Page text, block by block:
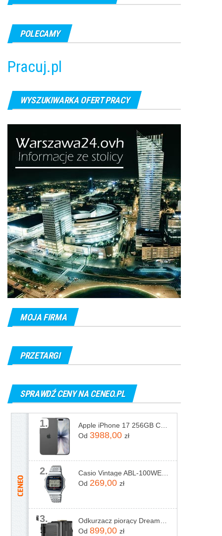
POLECAMY
Pracuj.pl
WYSZUKIWARKA OFERT PRACY
MOJA FIRMA
PRZETARGI
SPRAWDŹ CENY NA CENEO.PL
1.
Od 3988,00 zł
2.
Od 269,00 zł
3.
Od 899,00 zł